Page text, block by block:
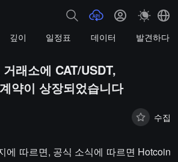
깊이 일정표 데이터 발견하다
래소에 CAT/USDT,
약이 상장되었습니다
수집
에 따르면, 공식 소식에 따르면 Hotcoin